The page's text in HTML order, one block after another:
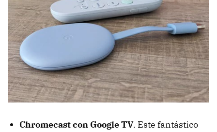
Chromecast con Google TV. Este fantástico